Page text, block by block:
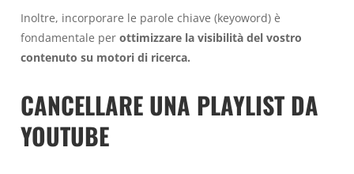
Inoltre, incorporare le parole chiave (keyoword) è
fondamentale per ottimizzare la visibilità del vostro
contenuto su motori di ricerca.
CANCELLARE UNA PLAYLIST DA
YOUTUBE